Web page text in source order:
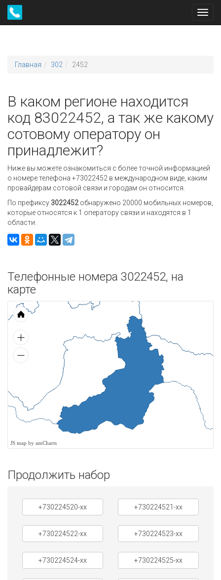
Главная 302 2452
В каком регионе находится
код 83022452, а так же какому
сотовому оператору он
принадлежит?
Ниже вы можете ознакомиться с более точной информацией
о номере телефона +73022452 в международном виде, каким
провайдерам сотовой связи и городам он относится.
По префиксу 3022452 обнаружено 20000 мобильных номеров,
которые относятся к 1 оператору связи и находятся в 1
области.
Телефонные номера 3022452, на
карте
JS map by amCharts
Продолжить набор
+730224520-xx +730224521-xx
+730224522-xx +730224523-xx
+730224524-xx +730224525-xx